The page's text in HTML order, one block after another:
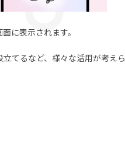
に表示されます。
てるなど、様々な活用が考えら